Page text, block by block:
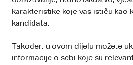
karakteristike koje vas ističu kao
kandidata.
Također, u ovom dijelu možete
informacije o sebi koje su